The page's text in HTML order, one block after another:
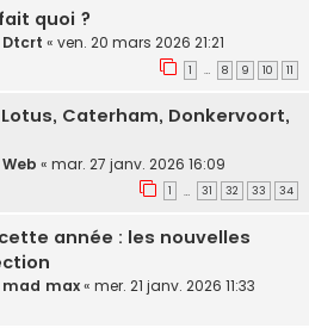
quoi ?
Dtcrt « ven. 20 mars 2026 21:21
1 … 8 9 10 11
Lotus, Caterham, Donkervoort,
Web « mar. 27 janv. 2026 16:09
1 … 31 32 33 34
année : les nouvelles
mad max« mer. 21 janv. 2026 11:33